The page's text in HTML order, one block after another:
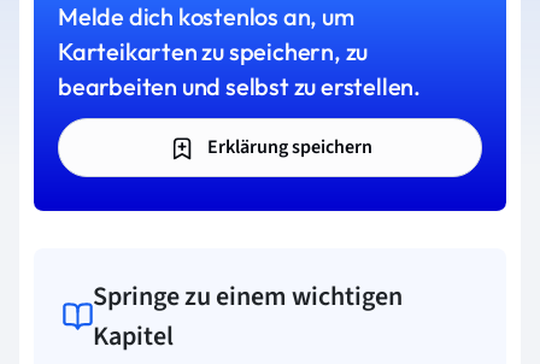
Melde dich kostenlos an, um
Karteikarten zu speichern, zu
bearbeiten und selbst zu erstellen.
Erklärung speichern
Springe zu einem wichtigen
Kapitel